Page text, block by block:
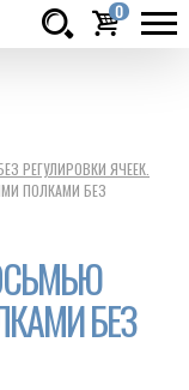
0
руб.
РЕГУЛИРОВКИ ЯЧЕЕК.
ПОЛКАМИ БЕЗ
БЕЗ